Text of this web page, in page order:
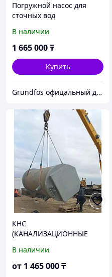
Погружной насос для
сточных вод
(96075915)
В наличии
1 665 000₸
Купить
Grundfos офицальный дилер ТОО АСТИВ
КНС
(КАНАЛИЗАЦИОННЫЕ
стеклопластика
В наличии
от 1 465 000₸